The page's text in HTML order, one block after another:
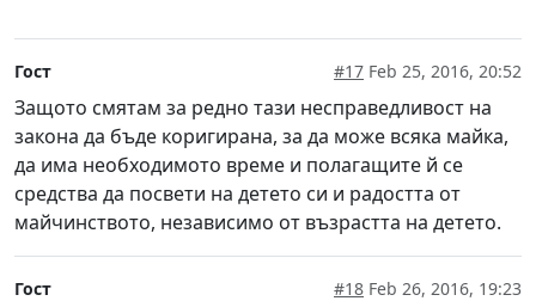
Гост #17 Feb 25, 2016, 20:52
Защото смятам за редно тази несправедливост на
закона да бъде коригирана, за да може всяка майка,
да има необходимото време и полагащите й се
средства да посвети на детето си и радостта от
майчинството, независимо от възрастта на детето.
Гост #18 Feb 26, 2016, 19:23